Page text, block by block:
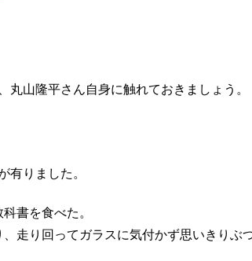
山隆平さん自身に触れておきましょう。
有りました。
書を食べた。
走り回ってガラスに気付かず思いきりぶ